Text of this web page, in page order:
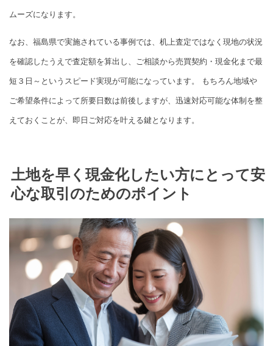
ムーズになります。
なお、福島県で実施されている事例では、机上査定ではなく現地の状況
を確認したうえで査定額を算出し、ご相談から売買契約・現金化まで最
短３日～というスピード実現が可能になっています。 もちろん地域や
ご希望条件によって所要日数は前後しますが、迅速対応可能な体制を整
えておくことが、即日ご対応を叶える鍵となります。
土地を早く現金化したい方にとって安
心な取引のためのポイント